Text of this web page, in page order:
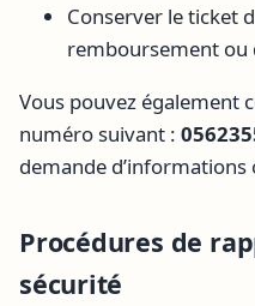
Conserver le ticket
remboursement ou
Vous pouvez également
numéro suivant :
demande
Procédures de
sécurité